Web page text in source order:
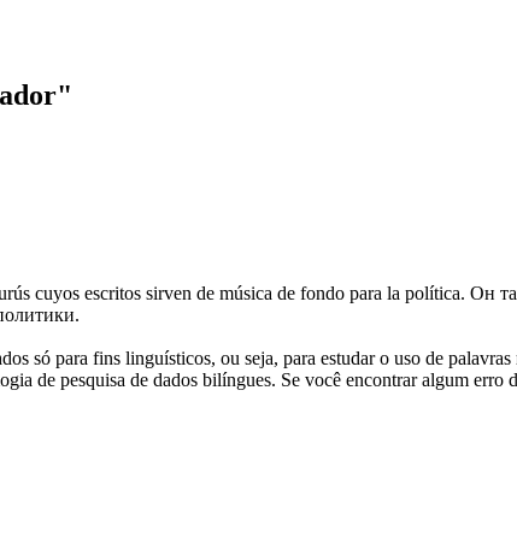
cuyos escritos sirven de música de fondo para la política. Он
só para fins linguísticos, ou seja, para estudar o uso de
de pesquisa de dados bilíngues. Se você encontrar algum